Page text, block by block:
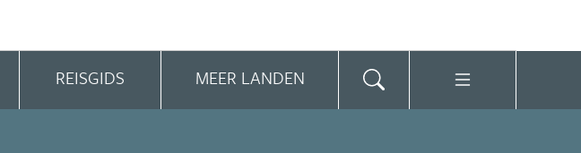
REISGIDS MEER LANDEN